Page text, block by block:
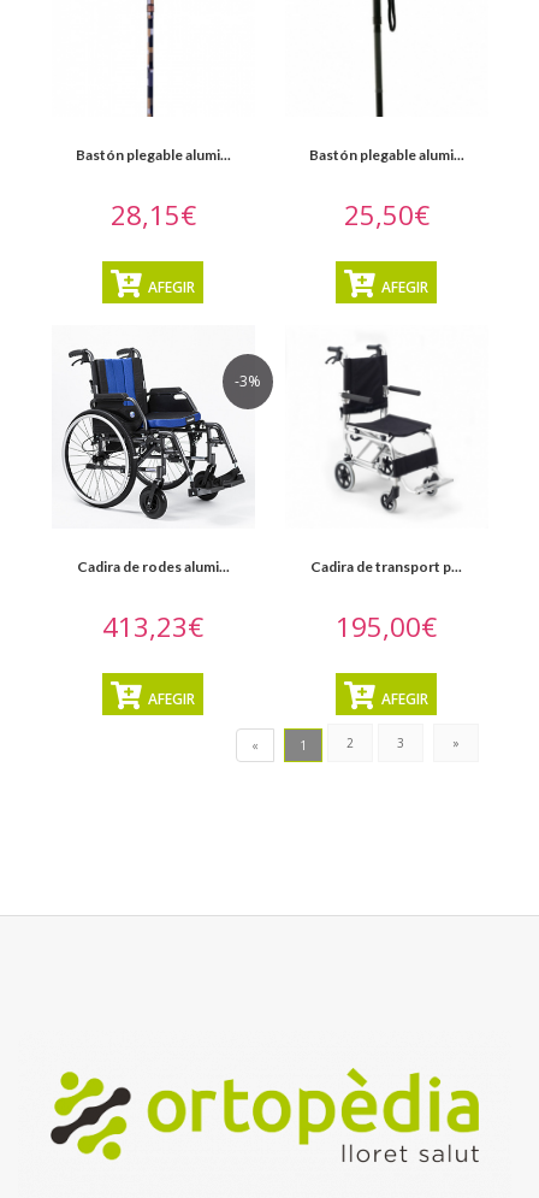
Bastón plegable alumi...
28,15€
AFEGIR
Bastón plegable alumi...
25,50€
AFEGIR
-3%
Cadira de rodes alumi...
413,23€
AFEGIR
Cadira de transport p...
195,00€
AFEGIR
« 1 2 3 »